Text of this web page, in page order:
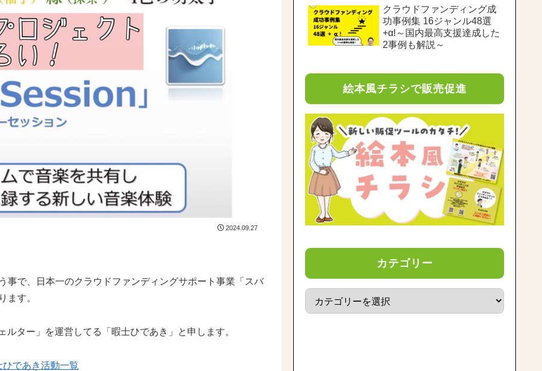
2024.09.27
事で、日本一のクラウドファンディングサポート事業「スバ
ます。
ター」を運営してる「暇士ひであき」と申します。
ひであき活動一覧
クラウドファンディング成
功事例集 16ジャンル48選
+α!～国内最高支援達成した
2事例も解説～
絵本風チラシで販売促進
カテゴリー